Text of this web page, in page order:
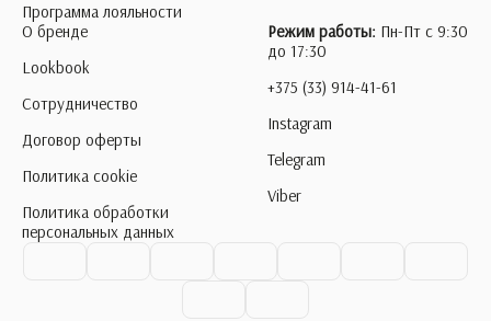
Программа лояльности
О бренде
Lookbook
Сотрудничество
Договор оферты
Политика cookie
Политика обработки
персональных данных
Режим работы: Пн-Пт с 9:30
до 17:30
+375 (33) 914-41-61
Instagram
Telegram
Viber